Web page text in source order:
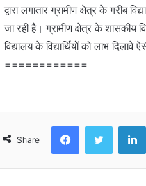
द्वारा लगातार ग्रामीण क्षेत्र के गरीब
जा रही है। ग्रामीण क्षेत्र के शासकीय
विद्यालय के विद्यार्थियों को लाभ
============
Share
FacebookTwitter